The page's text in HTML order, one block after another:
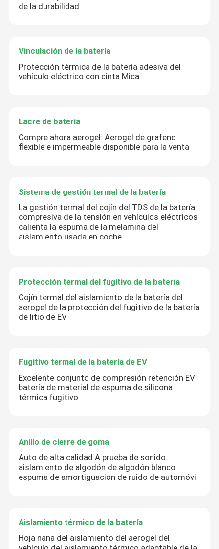
de la durabilidad
Vinculación de la batería
Protección térmica de la batería adesiva del
vehículo eléctrico con cinta Mica
Lacre de batería
Compre ahora aerogel: Aerogel de grafeno
flexible e impermeable disponible para la venta
Sistema de gestión termal de la batería
La gestión termal del cojín del TDS de la batería
compresiva de la tensión en vehículos eléctricos
calienta la espuma de la melamina del
aislamiento usada en coche
Protección termal del fugitivo de la batería
Cojín termal del aislamiento de la batería del
aerogel de la protección del fugitivo de la batería
de litio de EV
Fugitivo termal de la batería de EV
Excelente conjunto de compresión retención EV
batería de material de espuma de silicona
térmica fugitivo
Anillo de cierre de goma
Auto de alta calidad A prueba de sonido
aislamiento de algodón de algodón blanco
espuma de amortiguación de ruido de automóvil
Aislamiento térmico de la batería
Hoja nana del aislamiento del aerogel del